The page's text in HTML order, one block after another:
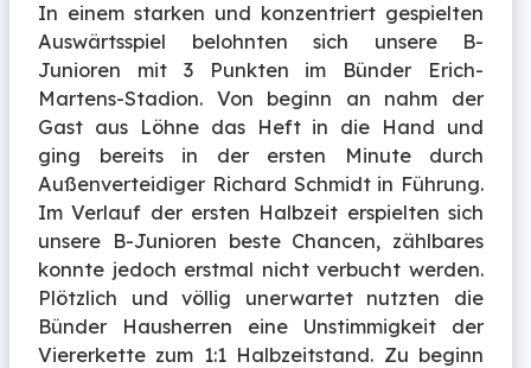
In einem starken und konzentriert gespielten
Auswärtsspiel belohnten sich unsere B-
Junioren mit 3 Punkten im Bünder Erich-
Martens-Stadion. Von beginn an nahm der
Gast aus Löhne das Heft in die Hand und
ging bereits in der ersten Minute durch
Außenverteidiger Richard Schmidt in Führung.
Im Verlauf der ersten Halbzeit erspielten sich
unsere B-Junioren beste Chancen, zählbares
konnte jedoch erstmal nicht verbucht werden.
Plötzlich und völlig unerwartet nutzten die
Bünder Hausherren eine Unstimmigkeit der
Viererkette zum 1:1 Halbzeitstand. Zu beginn